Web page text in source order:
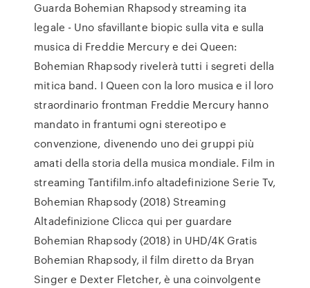
Guarda Bohemian Rhapsody streaming ita
legale - Uno sfavillante biopic sulla vita e sulla
musica di Freddie Mercury e dei Queen:
Bohemian Rhapsody rivelerà tutti i segreti della
mitica band. I Queen con la loro musica e il loro
straordinario frontman Freddie Mercury hanno
mandato in frantumi ogni stereotipo e
convenzione, divenendo uno dei gruppi più
amati della storia della musica mondiale. Film in
streaming Tantifilm.info altadefinizione Serie Tv,
Bohemian Rhapsody (2018) Streaming
Altadefinizione Clicca qui per guardare
Bohemian Rhapsody (2018) in UHD/4K Gratis
Bohemian Rhapsody, il film diretto da Bryan
Singer e Dexter Fletcher, è una coinvolgente